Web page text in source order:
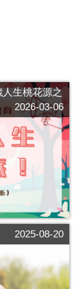
生桃花源之
2026-03-06
2025-08-20